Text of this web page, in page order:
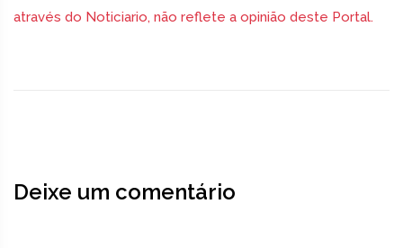
através do Noticiario, não reflete a opinião deste Portal.
Deixe um comentário